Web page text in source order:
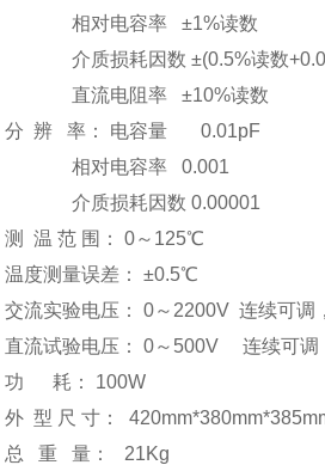
相对电容率 ±1%读数
介质损耗因数 ±(0.5%读数
直流电阻率 ±10%读数
分 辨 率： 电容量 0.01pF
相对电容率 0.001
介质损耗因数 0.00001
测 温 范 围： 0～125℃
温度测量误差： ±0.5℃
交流实验电压： 0～2200V 连续可调
直流试验电压： 0～500V 连续可调
功 耗： 100W
外 型 尺 寸：
总 重 量： 21Kg